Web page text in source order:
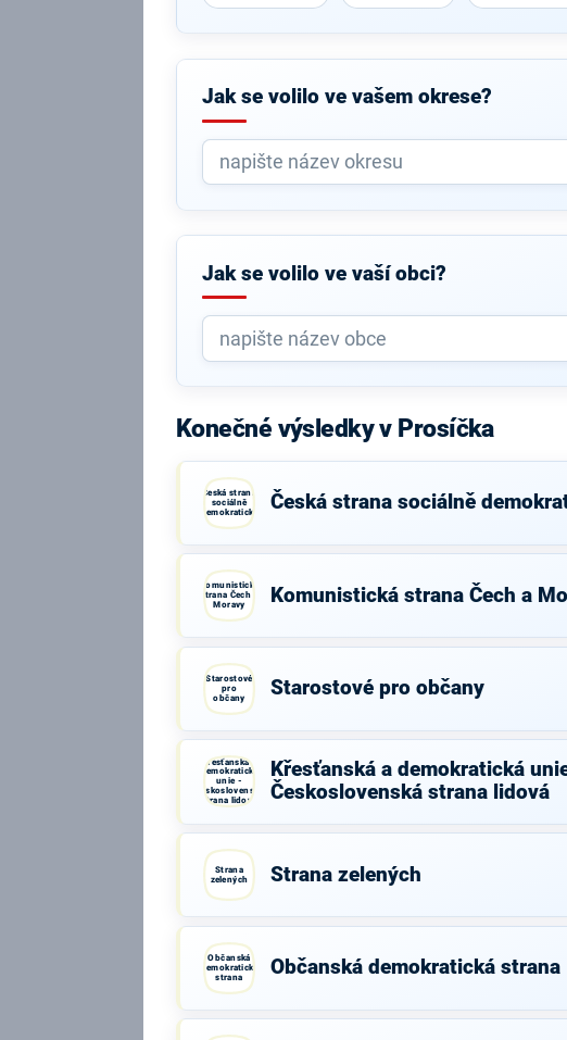
Jak se volilo ve vašem okrese?
Jak se volilo ve vaší obci?
Konečné výsledky v Prosíčka
Česká strana
sociálně
demokratická
Česká strana sociálně
Komunistická
strana Čech a
Moravy
Komunistická strana Čech a
Starostové
pro
občany
Starostové pro občany
Křesťanská a
demokratická
unie -
Československá
strana lidová
Křesťanská a demokratická
Československá strana lidová
Strana
zelených
Strana zelených
Občanská
demokratická
strana
Občanská demokratická strana